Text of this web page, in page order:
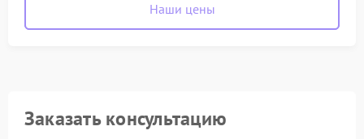
Наши цены
Заказать консультацию